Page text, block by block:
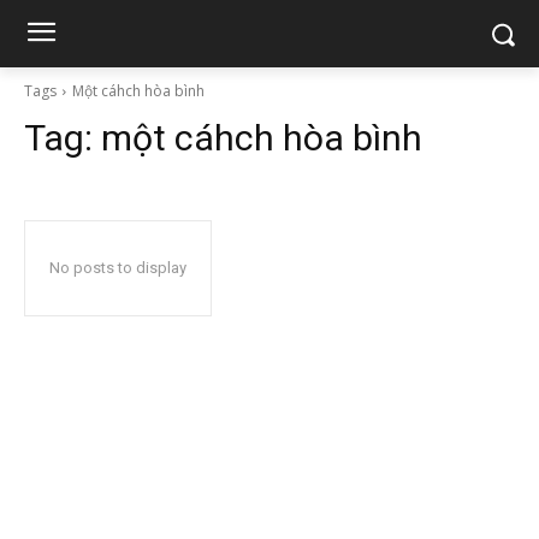
Tags Một cáhch hòa bình
Tag: một cáhch hòa bình
No posts to display